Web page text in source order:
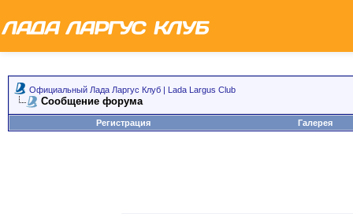
Официальный Лада Ларгус Клуб | Lada Largus Club
Сообщение форума
Регистрация Галерея